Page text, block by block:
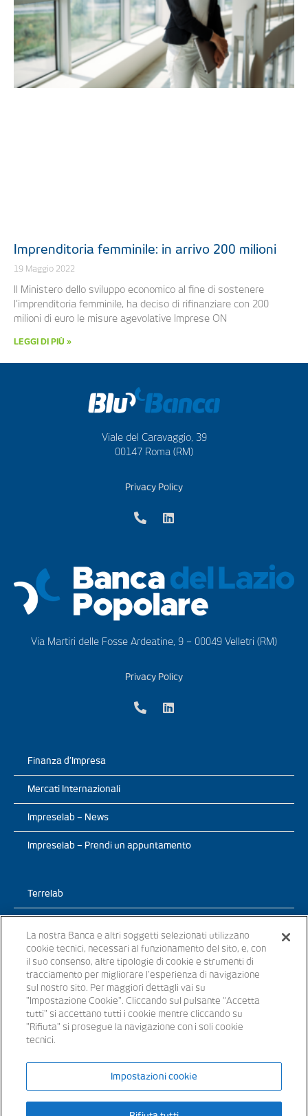
Imprenditoria femminile: in arrivo 200 milioni
19 Maggio 2022
Il Ministero dello sviluppo economico al fine di sostenere
l’imprenditoria femminile, ha deciso di rifinanziare con 200
milioni di euro le misure agevolative Imprese ON
LEGGI DI PIÙ »
Viale del Caravaggio, 39
00147 Roma (RM)
Privacy Policy
Via Martiri delle Fosse Ardeatine, 9 – 00049 Velletri (RM)
Privacy Policy
Finanza d’Impresa
Mercati Internazionali
Impreselab – News
Impreselab – Prendi un appuntamento
Terrelab
TerreLab – News
TerreLab – prendi un appuntamento
Banche appartenenti al Gruppo Bancario Banca Popolare del Lazio –
La nostra Banca e altri soggetti selezionati utilizzano
cookie tecnici, necessari al funzionamento del sito, e, con
il suo consenso, altre tipologie di cookie e strumenti di
tracciamento per migliorare l’esperienza di navigazione
sul nostro sito. Per maggiori dettagli vai su
"Impostazione Cookie". Cliccando sul pulsante “Accetta
tutti" si accettano tutti i cookie mentre cliccando su
"Rifiuta" si prosegue la navigazione con i soli cookie
tecnici.
Impostazioni cookie